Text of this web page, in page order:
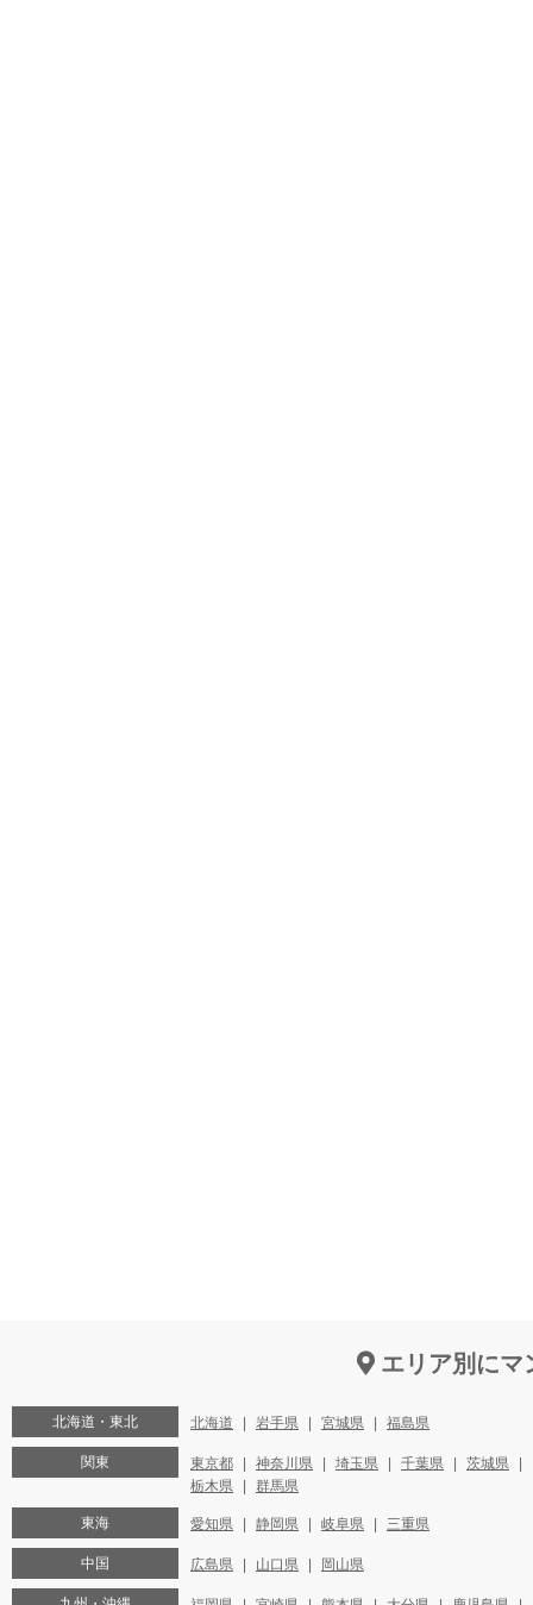
エリア別にマ
北海道・東北 北海道 岩手県 宮城県 福島県
関東 東京都 神奈川県 埼玉県 千葉県
茨城県
栃木県
群馬県
東海 愛知県 静岡県 岐阜県 三重県
中国 広島県 山口県 岡山県